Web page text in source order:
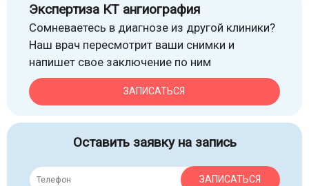
Экспертиза КТ ангиография
Сомневаетесь в диагнозе из другой клиники?
Наш врач пересмотрит ваши снимки и
напишет свое заключение по ним
ЗАПИСАТЬСЯ
Оставить заявку на запись
ЗАПИСАТЬСЯ